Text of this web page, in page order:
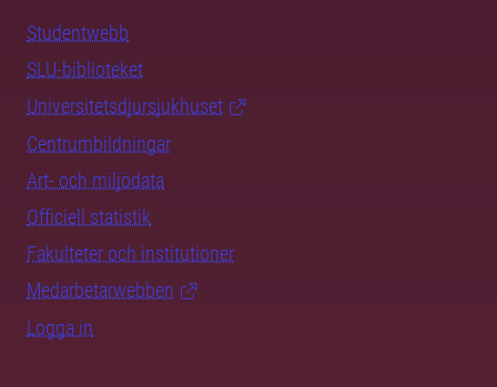
Studentwebb
SLU-biblioteket
Universitetsdjursjukhuset
Centrumbildningar
Art- och miljödata
Officiell statistik
Fakulteter och institutioner
Medarbetarwebben
Logga in